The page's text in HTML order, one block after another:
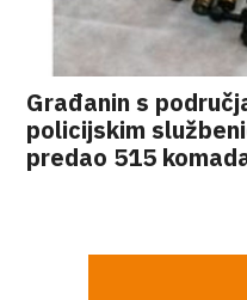
Građanin s
policijskim
predao 515